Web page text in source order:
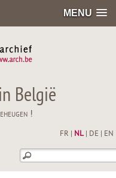
MENU
België
!
FR NL| DE EN